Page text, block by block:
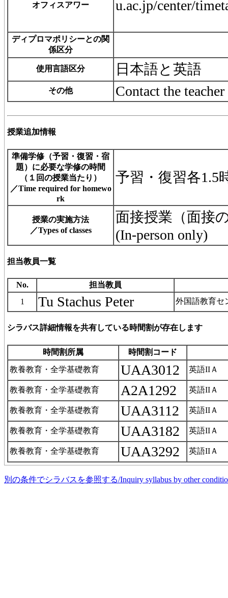
オフィスアワー
u.ac.jp/center/
ディプロマポリシーとの関
係区分
使用言語区分 日本語と英語
その他 Contact the
授業追加情報
準備学修（予習・復習・宿
題）に必要な学修の時間
（１回の授業当たり）
／Time required for homewo
rk
予習・復習各1.5
授業の実施方法
／Types of classes
面接授業（面接
(In-person only)
担当教員一覧
No.
担当教員
1
Tu Stachus Peter 外国語教育セ
シラバス詳細情報を共有している時間割が存在します
時間割所属
時間割コード
教養教育・全学基礎教育
UAA3012 英語IIＡ
教養教育・全学基礎教育 A2A1292 英語IIＡ
教養教育・全学基礎教育 UAA3112 英語IIＡ
教養教育・全学基礎教育 UAA3182 英語IIＡ
教養教育・全学基礎教育 UAA3292 英語IIＡ
別の条件でシラバスを参照する/Inquiry syllabus by other